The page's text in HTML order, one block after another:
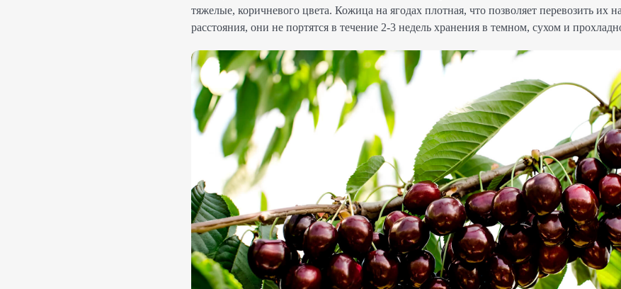
тяжелые, коричневого цвета. Кожица на ягодах плотная, что позволяет перевозить их
расстояния, они не портятся в течение 2-3 недель хранения в темном, сухом и